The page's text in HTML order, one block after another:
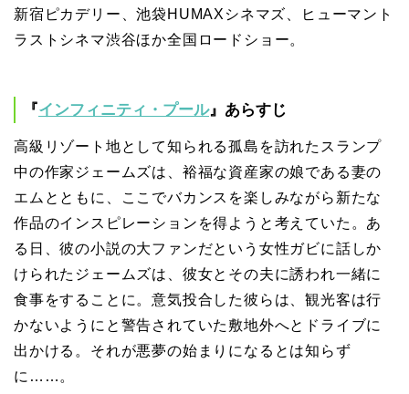
新宿ピカデリー、池袋HUMAXシネマズ、ヒューマント
ラストシネマ渋谷ほか全国ロードショー。
『インフィニティ・プール』あらすじ
高級リゾート地として知られる孤島を訪れたスランプ
中の作家ジェームズは、裕福な資産家の娘である妻の
エムとともに、ここでバカンスを楽しみながら新たな
作品のインスピレーションを得ようと考えていた。あ
る日、彼の小説の大ファンだという女性ガビに話しか
けられたジェームズは、彼女とその夫に誘われ一緒に
食事をすることに。意気投合した彼らは、観光客は行
かないようにと警告されていた敷地外へとドライブに
出かける。それが悪夢の始まりになるとは知らず
に……。